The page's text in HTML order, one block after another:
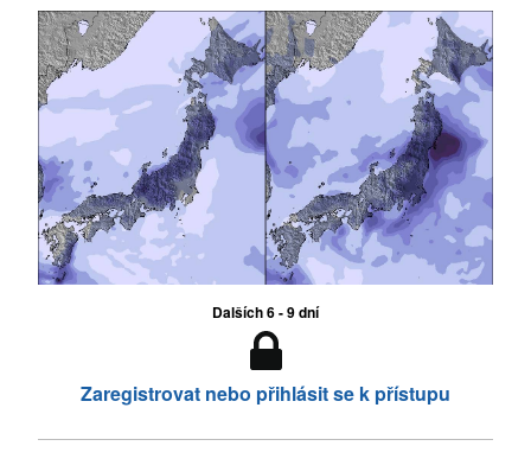
Dalších 6 - 9 dní
Zaregistrovat nebo přihlásit se k přístupu